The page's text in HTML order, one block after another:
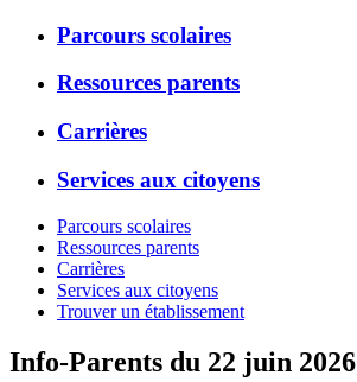
Parcours scolaires
Ressources parents
Carrières
Services aux citoyens
Parcours scolaires
Ressources parents
Carrières
Services aux citoyens
Trouver un établissement
Info-Parents du 22 juin 2026